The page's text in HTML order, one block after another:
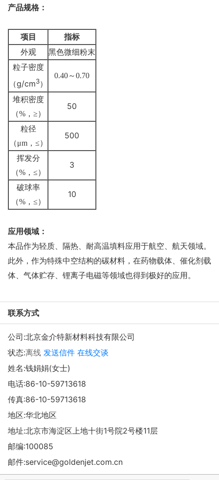
产品规格：
项目 指标
外观
黑色微细粉末
粒子密度
（g/cm3）
0.40～0.70
堆积密度
（%， ≥）
50
粒径
（μm， ≤）
500
挥发分
（%， ≤）
3
破球率
（%， ≤）
10
应用领域：
本品作为轻质、隔热、耐高温填料应用于航空、航天领域。
此外，作为特殊中空结构的碳材料，在药物载体、催化剂载
体、气体贮存、锂离子电磁等领域也得到极好的应用。
联系方式
公司:北京金介特新材料科技有限公司
状态:离线 发送信件 在线交谈
姓名:钱娟娟(女士)
电话:86-10-59713618
传真:86-10-59713618
地区:华北地区
地址:北京市海淀区上地十街1号院2号楼11层
邮编:100085
邮件:service@goldenjet.com.cn